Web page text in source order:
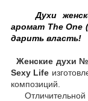
Духи
аромат The One
дарить власть!
Женские духи
Sexy Life
композиций.
Отличительной